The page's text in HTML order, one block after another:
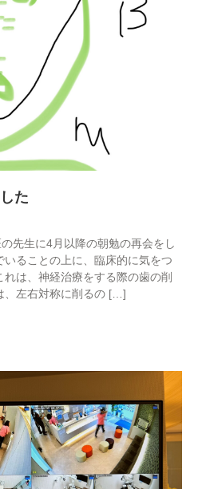
た
先生に4月以降の朝勉の再会をし
ることの上に、臨床的に気をつ
は、神経治療をする際の歯の削
、左右対称に削るの […]